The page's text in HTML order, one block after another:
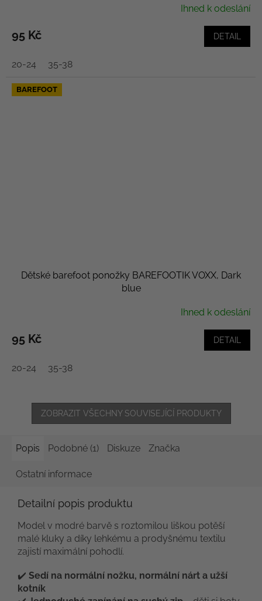
Ihned k odeslání
95 Kč DETAIL
20-24 35-38
BAREFOOT
Dětské barefoot ponožky BAREFOOTIK VOXX, Dark
blue
Ihned k odeslání
95 Kč DETAIL
20-24 35-38
ZOBRAZIT VŠECHNY SOUVISEJÍCÍ PRODUKTY
Popis Podobné (1) Diskuze Značka
Ostatní informace
Detailní popis produktu
Model v modré barvě s roztomilou liškou potěší
malé kluky a díky lehkému a prodyšnému textilu
zajistí maximální pohodlí.
✔️ Sedí na normální nožku, normální nárt a užší
kotník